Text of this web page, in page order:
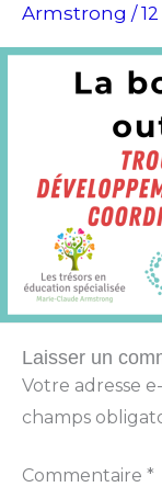
Armstrong /
Laisser un
Votre adresse
champs
Commentaire *